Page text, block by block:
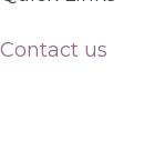
Contact us